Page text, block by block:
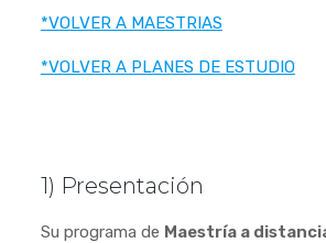
*VOLVER A MAESTRIAS
*VOLVER A PLANES DE ESTUDIO
1) Presentación
Su programa de Maestría a